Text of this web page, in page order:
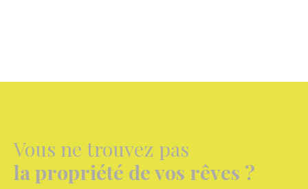
Vous ne trouvez pas
la propriété de vos rêves ?